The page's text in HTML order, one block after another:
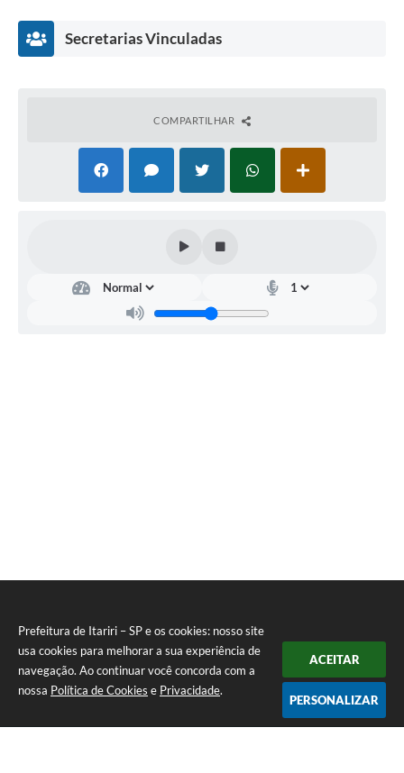
Prefeitura de Itariri – SP e os cookies: nosso site
usa cookies para melhorar a sua experiência de
navegação. Ao continuar você concorda com a
nossa Política de Cookies e Privacidade.
ACEITAR
PERSONALIZAR
Secretarias Vinculadas
COMPARTILHAR